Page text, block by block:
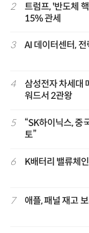
2
트럼프, '반도체
15% 관세
3 AI 데이터센터,
4
삼성전자 차세대
워드서 2관왕
5
“SK하이닉스, 중
토”
6 K배터리 밸류체
7 애플, 패널 재고